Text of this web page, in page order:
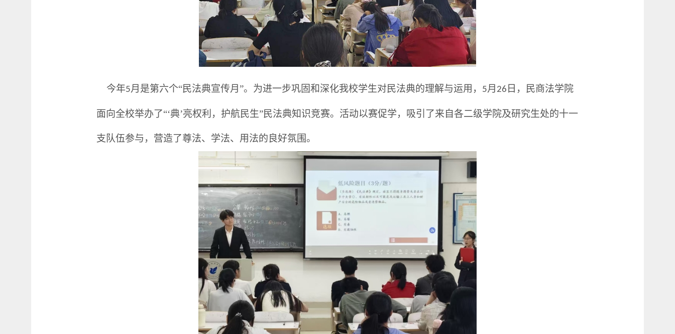
今年5月是第六个“民法典宣传月”。 为进一步巩固和深化我校学生对民法典的理解与运用， 5月 26 日， 民商法学院
面向全校举办了“‘典’亮权利，护航民生”民法典知识竞赛。活动以赛促学，吸引了来自各二级学院及研究生处的十一
支队伍参与，营造了尊法、学法、用法的良好氛围。